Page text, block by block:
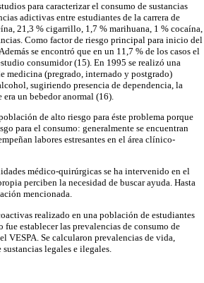
para caracterizar el consumo de sustancias
adictivas entre estudiantes de la carrera de
21,3 % cigarrillo, 1,7 % marihuana, 1 % cocaína,
Como factor de riesgo principal para inicio del
se encontró que en un 11,7 % de los casos el
consumidor (15). En 1995 se realizó una
medicina (pregrado, internado y postgrado)
sugiriendo presencia de dependencia, la
un bebedor anormal (16).
de alto riesgo para éste problema porque
para el consumo: generalmente se encuentran
labores estresantes en el área clínico-
médico-quirúrgicas se ha intervenido en el
perciben la necesidad de buscar ayuda. Hasta
mencionada.
realizado en una población de estudiantes
establecer las prevalencias de consumo de
Se calcularon prevalencias de vida,
legales e ilegales.